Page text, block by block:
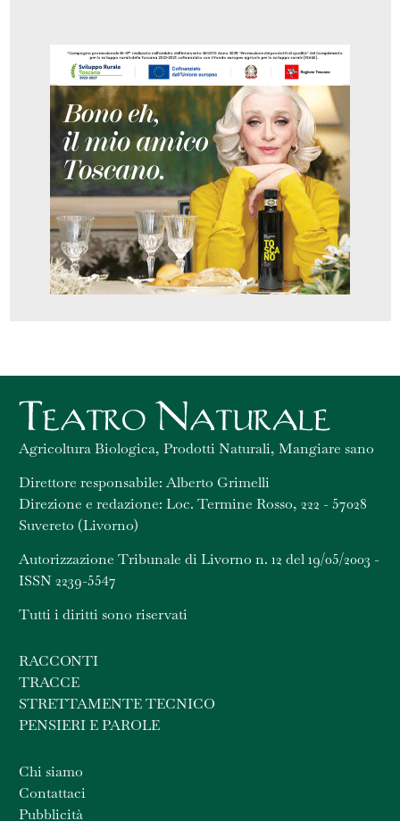
Agricoltura Biologica, Prodotti Naturali, Mangiare sano
Direttore responsabile: Alberto Grimelli
Direzione e redazione: Loc. Termine Rosso, 222 - 57028
Suvereto (Livorno)
Autorizzazione Tribunale di Livorno n. 12 del 19/05/2003 -
ISSN 2239-5547
Tutti i diritti sono riservati
RACCONTI
TRACCE
STRETTAMENTE TECNICO
PENSIERI E PAROLE
Chi siamo
Contattaci
Pubblicità